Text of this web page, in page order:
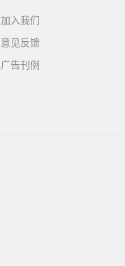
加入我们
意见反馈
广告刊例